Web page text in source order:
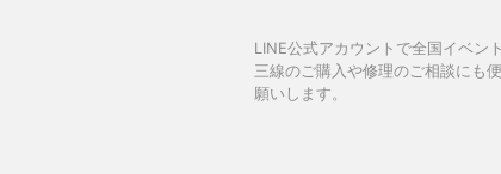
LINE公式アカウントで全国イベン
三線のご購入や修理のご相談にも
願いします。